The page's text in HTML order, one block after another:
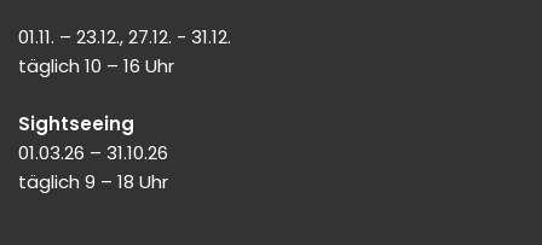
01.11. – 23.12., 27.12. - 31.12.
täglich 10 – 16 Uhr
Sightseeing
01.03.26 – 31.10.26
täglich 9 – 18 Uhr